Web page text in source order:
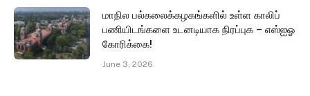
மாநில பல்கலைக்கழகங்களில் உள்ள காலிப்
பணியிடங்களை உடனடியாக நிரப்புக – எஸ்ஐஓ
கோரிக்கை!
June 3, 2026